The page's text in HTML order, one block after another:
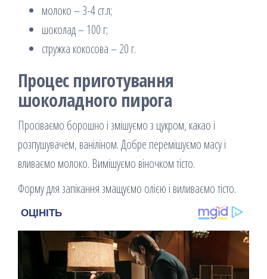
молоко – 3-4 ст.л;
шоколад – 100 г;
стружка кокосова – 20 г.
Процес приготування
шоколадного пирога
Просіваємо борошно і змішуємо з цукром, какао і
розпушувачем, ваніліном. Добре перемішуємо масу і
вливаємо молоко. Вимішуємо віночком тісто.
Форму для запікання змащуємо олією і виливаємо тісто.